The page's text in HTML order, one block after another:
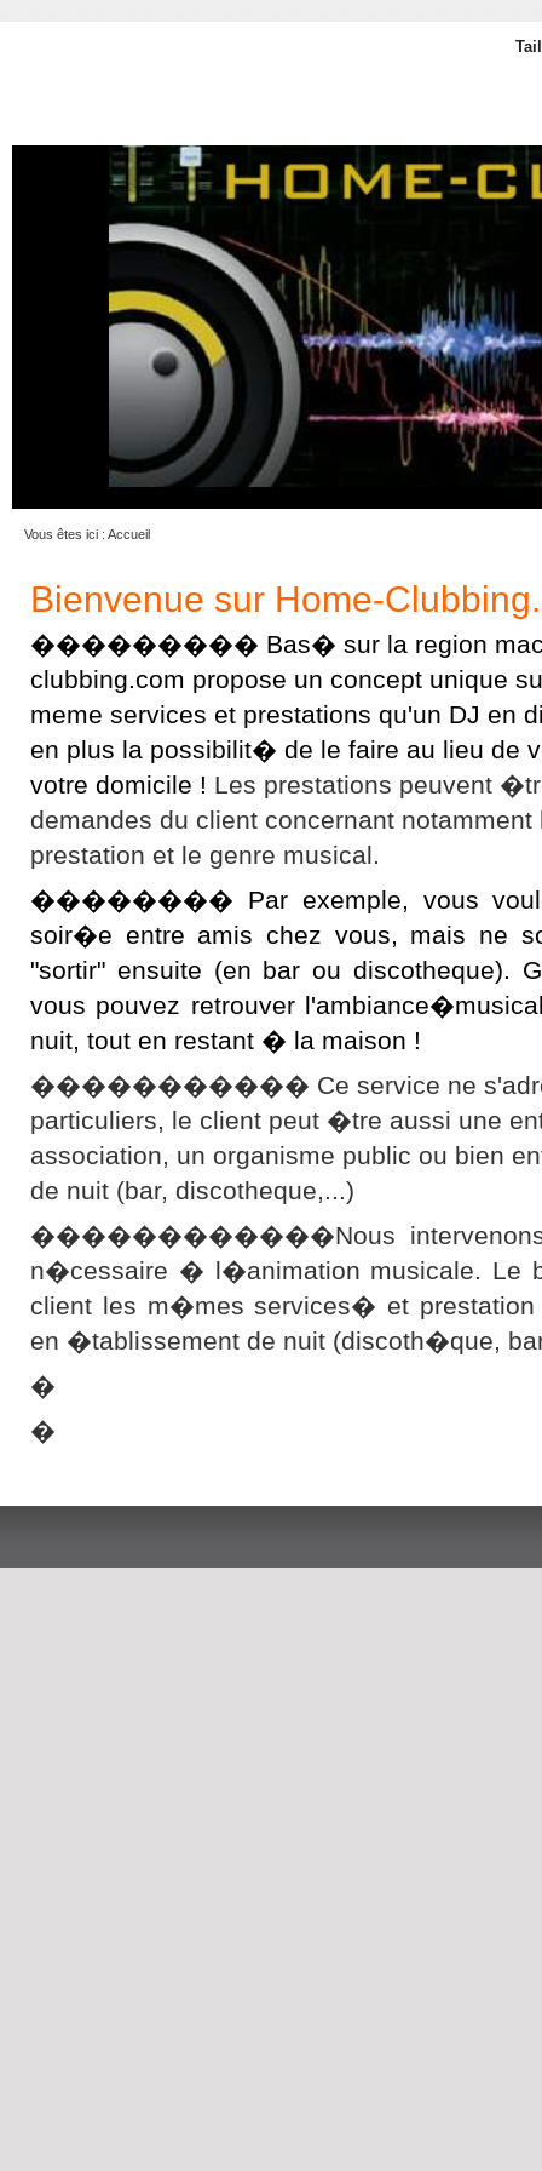
Vous êtes ici : Accueil
Bienvenue sur Home-
��������� Bas� sur la region
clubbing.com propose un concept unique
meme services et prestations qu'un DJ en
en plus la possibilit� de le faire au lieu de
votre domicile ! Les prestations peuvent
demandes du client concernant
prestation et le genre musical.
�������� Par exemple, vous
soir�e entre amis chez vous, mais ne
"sortir" ensuite (en bar ou discotheque).
vous pouvez retrouver
nuit, tout en restant � la maison !
����������� Ce service ne
particuliers, le client peut �tre aussi une
association, un organisme public ou bien
de nuit (bar, discotheque,...)
������������Nous intervenons
n�cessaire � l�animation musicale. Le
client les m�mes services� et
en �tablissement de nuit (discoth�que,
�
�